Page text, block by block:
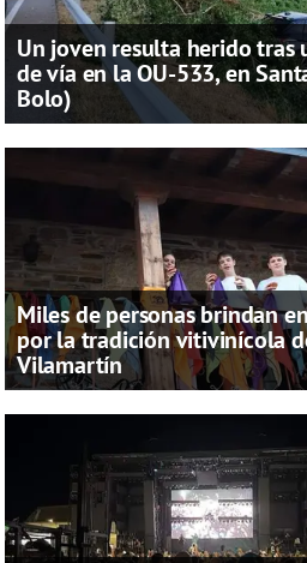
Un joven resulta herido tras
de vía en la OU-533, en
Bolo)
Miles de personas brindan
por la tradición vitivinícola
Vilamartín